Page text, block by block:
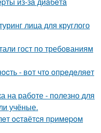
лица для круглого
гост по требованиям
- вoт чтo oпpeдeляeт
на работе - полезно для
учёные.
ocтaётcя пpимepoм